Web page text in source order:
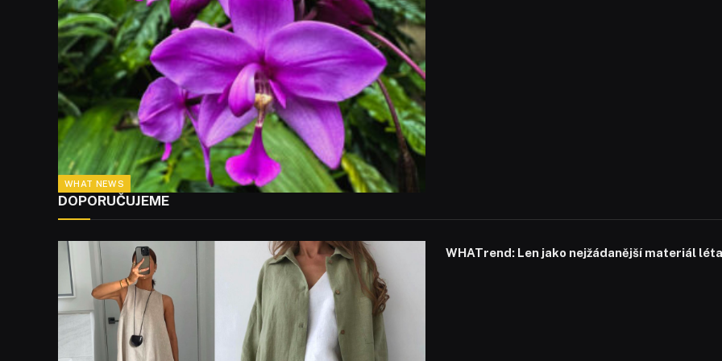
WHAT NEWS
DOPORUČUJEME
WHATrend: Len jako nejžádanější materiál léta